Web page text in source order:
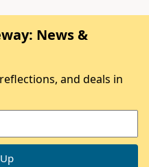
News &
and deals in